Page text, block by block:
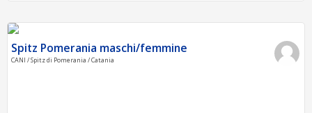
Spitz Pomerania maschi/femmine
CANI / Spitz di Pomerania / Catania